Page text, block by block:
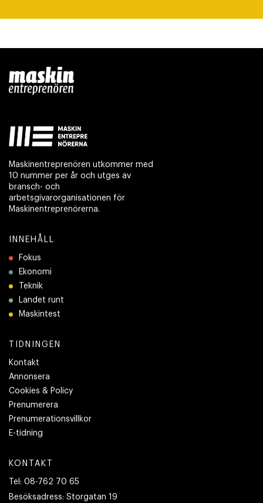
Maskinentreprenören utkommer med
10 nummer per år och utges av
bransch- och
arbetsgivarorganisationen för
Maskinentreprenörerna.
INNEHÅLL
Fokus
Ekonomi
Teknik
Landet runt
Maskintest
TIDNINGEN
Kontakt
Annonsera
Cookies & Policy
Prenumerera
Prenumerationsvillkor
E-tidning
KONTAKT
Tel: 08-762 70 65
Besöksadress: Storgatan 19